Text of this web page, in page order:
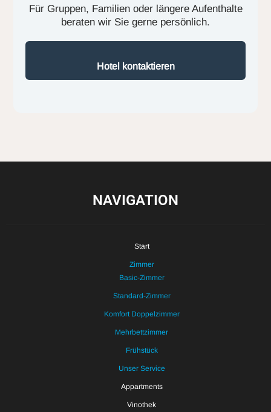
Für Gruppen, Familien oder längere Aufenthalte
beraten wir Sie gerne persönlich.
Hotel kontaktieren
NAVIGATION
Start
Zimmer
Basic-Zimmer
Standard-Zimmer
Komfort Doppelzimmer
Mehrbettzimmer
Frühstück
Unser Service
Appartments
Vinothek